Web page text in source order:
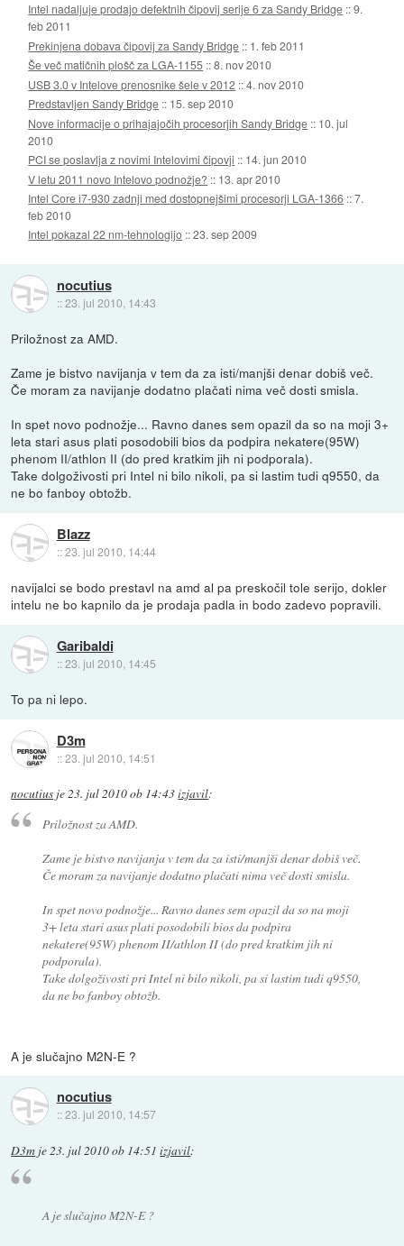
Intel nadaljuje prodajo defektnih čipovij serije 6 za Sandy Bridge ::9.
feb 2011
Prekinjena dobava čipovij za Sandy Bridge :: 1. feb 2011
Še več matičnih plošč za LGA-1155 ::8. nov 2010
USB 3.0 v Intelove prenosnike šele v 2012 ::4. nov 2010
Predstavljen Sandy Bridge :: 15. sep 2010
Nove informacije o prihajajočih procesorjih Sandy Bridge :: 10. jul
2010
PCI se poslavlja z novimi Intelovimi čipovji :: 14. jun 2010
V letu 2011 novo Intelovo podnožje? :: 13. apr 2010
Intel Core i7-930 zadnji med dostopnejšimi procesorji LGA-1366 ::7.
feb 2010
Intel pokazal 22 nm-tehnologijo ::23. sep 2009
nocutius
::23. jul 2010, 14:43
Priložnost za AMD.
Zame je bistvo navijanja v tem da za isti/manjši denar dobiš več.
Če moram za navijanje dodatno plačati nima več dosti smisla.
In spet novo podnožje... Ravno danes sem opazil da so na moji 3+
leta stari asus plati posodobili bios da podpira nekatere(95W)
phenom II/athlon II (do pred kratkim jih ni podporala).
Take dolgoživosti pri Intel ni bilo nikoli, pa si lastim tudi q9550, da
ne bo fanboy obtožb.
Blazz
::23. jul 2010, 14:44
navijalci se bodo prestavl na amd al pa preskočil tole serijo, dokler
intelu ne bo kapnilo da je prodaja padla in bodo zadevo popravili.
Garibaldi
::23. jul 2010, 14:45
To pa ni lepo.
D3m
::23. jul 2010, 14:51
nocutius je23. jul 2010 ob 14:43izjavil:
Priložnost za AMD.
Zame je bistvo navijanja v tem da za isti/manjši denar dobiš več.
Če moram za navijanje dodatno plačati nima več dosti smisla.
In spet novo podnožje... Ravno danes sem opazil da so na moji
3+ leta stari asus plati posodobili bios da podpira
nekatere(95W) phenom II/athlon II (do pred kratkim jih ni
podporala).
Take dolgoživosti pri Intel ni bilo nikoli, pa si lastim tudi q9550,
da ne bo fanboy obtožb.
A je slučajno M2N-E ?
nocutius
::23. jul 2010, 14:57
D3m je23. jul 2010 ob 14:51 izjavil:
A je slučajno M2N-E ?